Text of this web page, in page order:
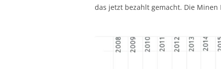
das jetzt bezahlt gemacht. Die Minen